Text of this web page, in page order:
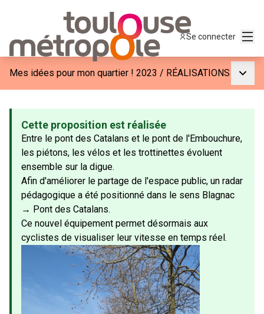
Se connecter
Mes idées pour mon quartier ! 2023 / RÉALISATIONS
Cette proposition est réalisée
Entre le pont des Catalans et le pont de l'Embouchure,
les piétons, les vélos et les trottinettes évoluent
ensemble sur la digue.
Afin d'améliorer le partage de l'espace public, un radar
pédagogique a été positionné dans le sens Blagnac
→ Pont des Catalans.
Ce nouvel équipement permet désormais aux
cyclistes de visualiser leur vitesse en temps réel.